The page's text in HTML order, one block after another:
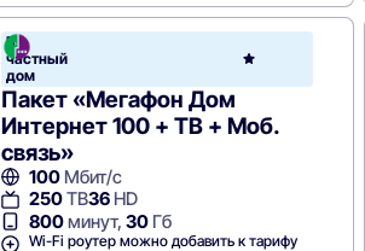
МегаФон
В
частный
дом
Пакет «Мегафон Дом
Интернет 100 + ТВ + Моб.
связь»
100Мбит/с
250ТВ36HD
800минут, 30Гб
Wi-Fi роутер можно добавить к тарифу